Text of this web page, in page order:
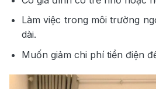
Làm việc trong môi trường
dài.
Muốn giảm chi phí tiền điện